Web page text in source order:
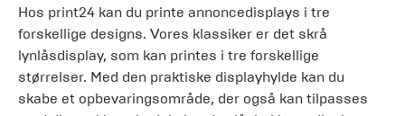
Hos print24 kan du printe annoncedisplays i tre
forskellige designs. Vores klassiker er det skrå
lynlåsdisplay, som kan printes i tre forskellige
størrelser. Med den praktiske displayhylde kan du
skabe et opbevaringsområde, der også kan tilpasses